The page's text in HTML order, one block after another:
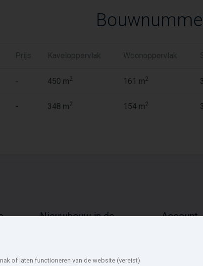
Prijs Kaveloppervlak Woonoppervlak
- 450 m2 161 m2 3
- 348 m2 154 m2 3
Nieuwbouw in de
Account
of laten functioneren van de website (vereist)